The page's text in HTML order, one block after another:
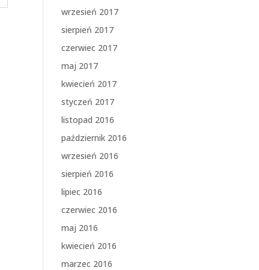
wrzesień 2017
sierpień 2017
czerwiec 2017
maj 2017
kwiecień 2017
styczeń 2017
listopad 2016
październik 2016
wrzesień 2016
sierpień 2016
lipiec 2016
czerwiec 2016
maj 2016
kwiecień 2016
marzec 2016